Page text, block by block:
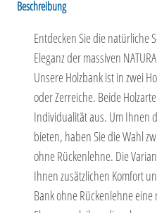
Beschreibung
Entdecken Sie die natürliche
Eleganz der massiven
Unsere Holzbank ist in zwei
oder Zerreiche. Beide
Individualität aus. Um Ihnen
bieten, haben Sie die Wahl
ohne Rückenlehne. Die
Ihnen zusätzlichen Komfort
Bank ohne Rückenlehne